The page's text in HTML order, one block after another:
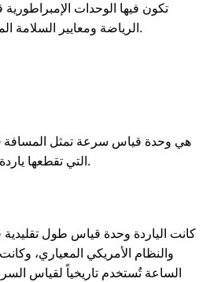
تكون فيها الوحدات
الرياضة ومعايير السلامة المتعلقة بقياسات السرعة.
التي تقطعها ياردة واحدة في ساعة واحدة.
كانت الياردة وحدة قياس طول تقليدية
والنظام الأمريكي المعياري،
الساعة تُستخدم تاريخياً لقياس